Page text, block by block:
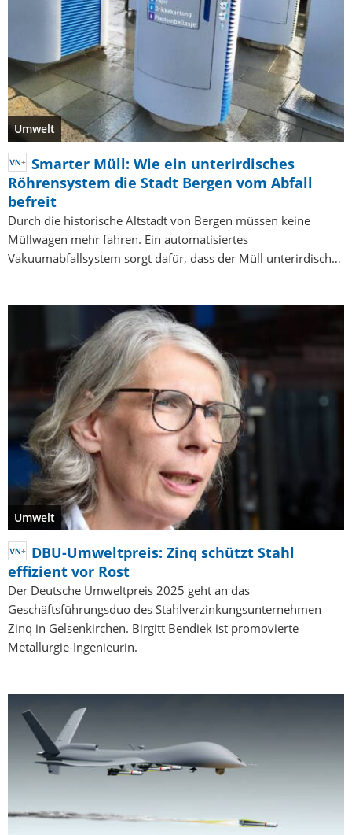
Umwelt
Smarter Müll: Wie ein unterirdisches
Röhrensystem die Stadt Bergen vom Abfall
befreit
Durch die historische Altstadt von Bergen müssen keine
Müllwagen mehr fahren. Ein automatisiertes
Vakuumabfallsystem sorgt dafür, dass der Müll unterirdisch…
Umwelt
DBU-Umweltpreis: Zinq schützt Stahl
effizient vor Rost
Der Deutsche Umweltpreis 2025 geht an das
Geschäftsführungsduo des Stahlverzinkungsunternehmen
Zinq in Gelsenkirchen. Birgitt Bendiek ist promovierte
Metallurgie-Ingenieurin.